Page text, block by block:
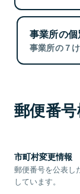
事業所の
事業所の７
郵便番
市町村変更情報
郵便番号を公表し
しています。